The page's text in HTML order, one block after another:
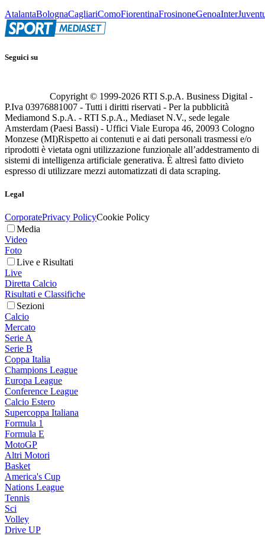
AtalantaBolognaCagliariComoFiorentinaFrosinoneGenoaInter
Seguici su
Copyright © 1999-2026 RTI S.p.A. Business Digital -
P.Iva 03976881007 - Tutti i diritti riservati - Per la pubblicità
Mediamond S.p.A. - RTI S.p.A., Mediaset N.V., sede legale
Amsterdam (Paesi Bassi) - Uffici Viale Europa 46, 20093 Cologno
Monzese (MI)Rispetto ai contenuti e ai dati personali trasmessi e/o
riprodotti è vietata ogni utilizzazione funzionale all’addestramento di
sistemi di intelligenza artificiale generativa. È altresì fatto divieto
espresso di utilizzare mezzi automatizzati di data scraping.
Legal
CorporatePrivacy PolicyCookie Policy
Media
Video
Foto
Live e Risultati
Live
Diretta Calcio
Risultati e Classifiche
Sezioni
Calcio
Mercato
Serie A
Serie B
Coppa Italia
Champions League
Europa League
Conference League
Calcio Estero
Supercoppa Italiana
Formula 1
Formula E
MotoGP
Altri Motori
Basket
America's Cup
Nations League
Tennis
Sci
Volley
Drive UP